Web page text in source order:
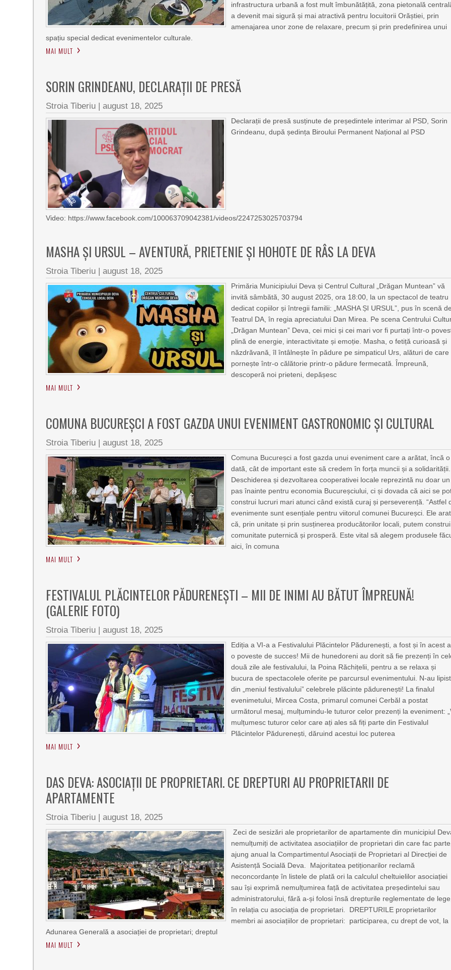
infrastructura urbană a fost mult îmbunătățită, zona pietonală
a devenit mai sigură și mai atractivă pentru locuitorii Orăștiei, prin
amenajarea unor zone de relaxare, precum și prin predefinirea unui
spațiu special dedicat evenimentelor culturale.
MAI MULT
SORIN GRINDEANU, DECLARAȚII DE PRESĂ
Stroia Tiberiu |august 18, 2025
Declarații de presă susținute de președintele interimar al PSD, Sorin
Grindeanu, după ședința Biroului Permanent Național al PSD
Video: https://www.facebook.com/100063709042381/videos/2247253025703794
MASHA ȘI URSUL – AVENTURĂ, PRIETENIE ȘI HOHOTE DE RÂS LA DEVA
Stroia Tiberiu |august 18, 2025
Primăria Municipiului Deva și Centrul Cultural „Drăgan Muntean” vă
invită sâmbătă, 30 august 2025, ora 18:00, la un spectacol de teatru
dedicat copiilor și întregii familii: „MASHA ȘI URSUL”, pus în scenă de
Teatrul DA, în regia apreciatului Dan Mirea. Pe scena Centrului
„Drăgan Muntean” Deva, cei mici și cei mari vor fi purtați într-o
plină de energie, interactivitate și emoție. Masha, o fetiță curioasă și
năzdrăvană, îl întâlnește în pădure pe simpaticul Urs, alături de care
pornește într-o călătorie printr-o pădure fermecată. Împreună,
descoperă noi prieteni, depășesc
MAI MULT
COMUNA BUCUREȘCI A FOST GAZDA UNUI EVENIMENT GASTRONOMIC ȘI CULTURAL
Stroia Tiberiu |august 18, 2025
Comuna Bucureșci a fost gazda unui eveniment care a arătat, încă o
dată, cât de important este să credem în forța muncii și a solidarității.
Deschiderea și dezvoltarea cooperativei locale reprezintă nu doar un
pas înainte pentru economia Bucureșciului, ci și dovada că aici se
construi lucruri mari atunci când există curaj și perseverență. “Astfel
evenimente sunt esențiale pentru viitorul comunei Bucureșci. Ele
că, prin unitate și prin susținerea producătorilor locali, putem
comunitate puternică și prosperă. Este vital să alegem produsele
aici, în comuna
MAI MULT
FESTIVALUL PLĂCINTELOR PĂDURENEȘTI – MII DE INIMI AU BĂTUT ÎMPREUNĂ!
(GALERIE FOTO)
Stroia Tiberiu |august 18, 2025
Ediția a VI-a a Festivalului Plăcintelor Pădurenești, a fost și în acest
o poveste de succes! Mii de hunedoreni au dorit să fie prezenți în
două zile ale festivalului, la Poina Răchițelii, pentru a se relaxa și
bucura de spectacolele oferite pe parcursul evenimentului. N-au lipist
din „meniul festivalului” celebrele plăcinte pădurenești! La finalul
evenimetului, Mircea Costa, primarul comunei Cerbăl a postat
următorul mesaj, mulțumindu-le tuturor celor prezenți la eveniment:
mulțumesc tuturor celor care ați ales să fiți parte din Festivalul
Plăcintelor Pădurenești, dăruind acestui loc puterea
MAI MULT
DAS DEVA: ASOCIAŢII DE PROPRIETARI. CE DREPTURI AU PROPRIETARII DE
APARTAMENTE
Stroia Tiberiu |august 18, 2025
Zeci de sesizări ale proprietarilor de apartamente din municipiul
nemulțumiți de activitatea asociațiilor de proprietari din care fac parte,
ajung anual la Compartimentul Asociații de Proprietari al Direcției de
Asistență Socială Deva. Majoritatea petiționarilor reclamă
neconcordanțe în listele de plată ori la calculul cheltuielilor asociației
sau își exprimă nemulțumirea față de activitatea președintelui sau
administratorului, fără a-și folosi însă drepturile reglementate de lege,
în relația cu asociația de proprietari. DREPTURILE proprietarilor
membri ai asociațiilor de proprietari: participarea, cu drept de vot, la
Adunarea Generală a asociației de proprietari; dreptul
MAI MULT